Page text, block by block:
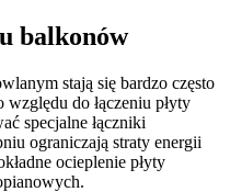
balkonów
stają się bardzo często
do łączeniu płyty
specjalne łączniki
ograniczają straty energii
ocieplenie płyty